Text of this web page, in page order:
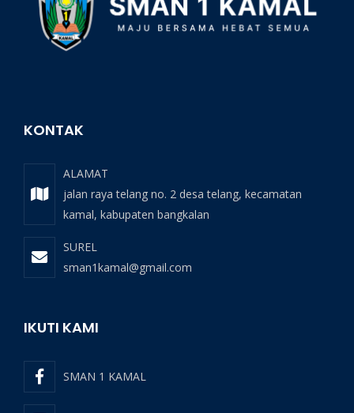
KONTAK
ALAMAT
jalan raya telang no. 2 desa telang, kecamatan
kamal, kabupaten bangkalan
SUREL
sman1kamal@gmail.com
IKUTI KAMI
SMAN 1 KAMAL